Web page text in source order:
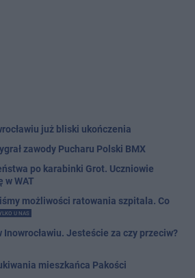
już bliski ukończenia
zawody Pucharu Polski BMX
po karabinki Grot. Uczniowie
w WAT
możliwości ratowania szpitala. Co
U NAS
Jesteście za czy przeciw?
mieszkańca Pakości